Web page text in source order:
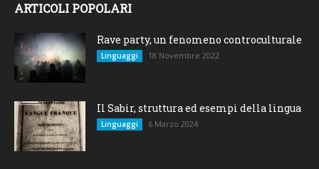
ARTICOLI POPOLARI
Rave party, un fenomeno controculturale
Linguaggi 18 Novembre 2022
Il Sabir, struttura ed esempi della lingua
Linguaggi 6 Marzo 2024